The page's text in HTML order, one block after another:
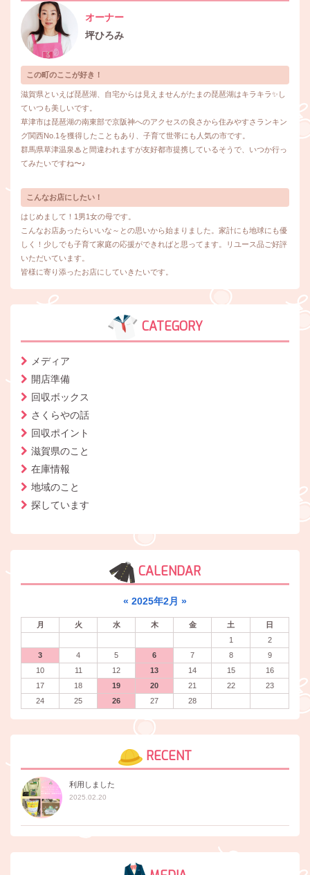
オーナー
坪ひろみ
この町のここが好き！
滋賀県といえば琵琶湖、自宅からは見えませんがたまの琵琶湖はキラキラ✨し
ていつも美しいです。
草津市は琵琶湖の南東部で京阪神へのアクセスの良さから住みやすさランキン
グ関西No.1を獲得したこともあり、子育て世帯にも人気の市です。
群馬県草津温泉♨と間違われますが友好都市提携しているそうで、いつか行っ
てみたいですね〜♪
こんなお店にしたい！
はじめまして！1男1女の母です。
こんなお店あったらいいな～との思いから始まりました。家計にも地球にも優
しく！少しでも子育て家庭の応援ができればと思ってます。リユース品ご好評
いただいています。
皆様に寄り添ったお店にしていきたいです。
CATEGORY
メディア
開店準備
回収ボックス
さくらやの話
回収ポイント
滋賀県のこと
在庫情報
地域のこと
探しています
CALENDAR
« 2025年2月 »
月 火 水 木 金 土
日
1
2
3
4 5 6 7 8
9
10
11 12 13 14 15
16
17
18 19 20 21 22
23
24
25 26 27 28
RECENT
利用しました
2025.02.20